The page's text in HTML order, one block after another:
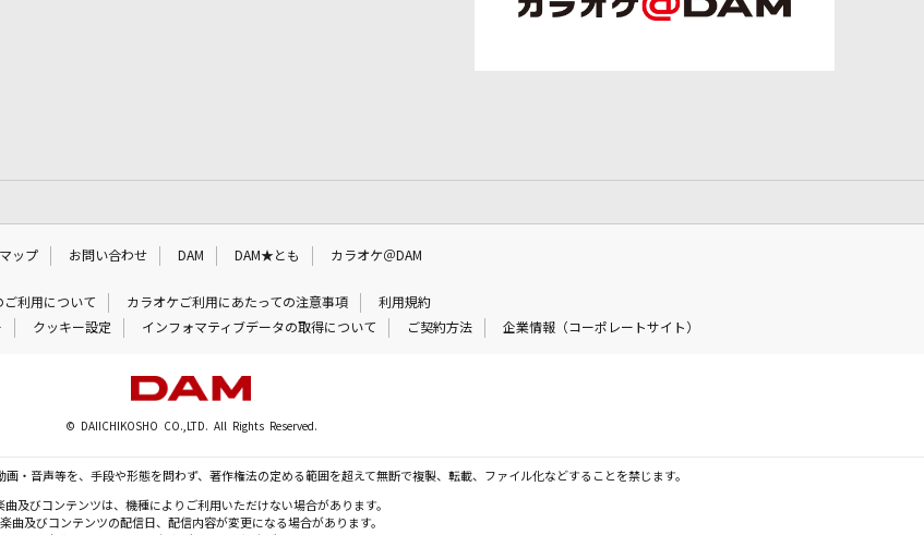
ップ お問い合わせ DAM DAM★とも カラオケ＠DAM
ご利用について カラオケご利用にあたっての注意事項
利用規約
クッキー設定 インフォマティブデータの取得について ご契約方法 企業情報（コーポレートサイト）
© DAIICHIKOSHO CO.,LTD. All Rights Reserved.
・音声等を、手段や形態を問わず、著作権法の定める範囲を超えて無断で複製、転載、ファイル化などすることを禁じます。
曲及びコンテンツは、機種によりご利用いただけない場合があります。
楽曲及びコンテンツの配信日、配信内容が変更になる場合があります。